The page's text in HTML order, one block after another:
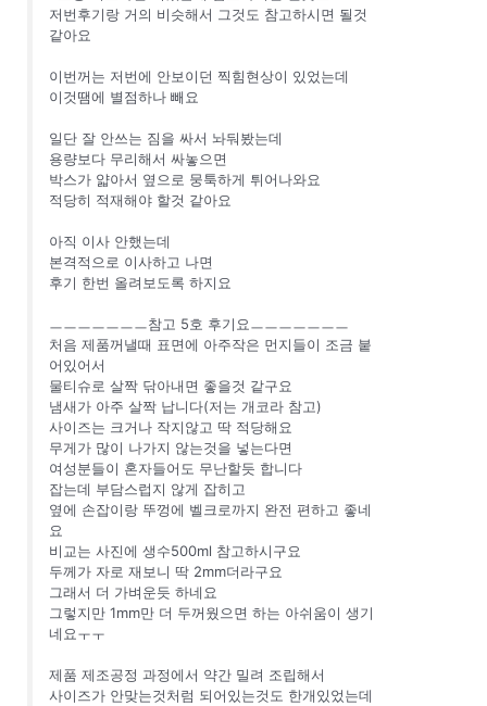
저번후기랑 거의 비슷해서 그것도 참고하시면 될것
같아요
이번꺼는 저번에 안보이던 찍힘현상이 있었는데
이것땜에 별점하나 빼요
일단 잘 안쓰는 짐을 싸서 놔둬봤는데
용량보다 무리해서 싸놓으면
박스가 얇아서 옆으로 뭉툭하게 튀어나와요
적당히 적재해야 할것 같아요
아직 이사 안했는데
본격적으로 이사하고 나면
후기 한번 올려보도록 하지요
ㅡㅡㅡㅡㅡㅡㅡ참고 5호 후기요ㅡㅡㅡㅡㅡㅡㅡ
처음 제품꺼낼때 표면에 아주작은 먼지들이 조금 붙
어있어서
물티슈로 살짝 닦아내면 좋을것 같구요
냄새가 아주 살짝 납니다(저는 개코라 참고)
사이즈는 크거나 작지않고 딱 적당해요
무게가 많이 나가지 않는것을 넣는다면
여성분들이 혼자들어도 무난할듯 합니다
잡는데 부담스럽지 않게 잡히고
옆에 손잡이랑 뚜껑에 벨크로까지 완전 편하고 좋네
요
비교는 사진에 생수500ml 참고하시구요
두께가 자로 재보니 딱 2mm더라구요
그래서 더 가벼운듯 하네요
그렇지만 1mm만 더 두꺼웠으면 하는 아쉬움이 생기
네요ㅜㅜ
제품 제조공정 과정에서 약간 밀려 조립해서
사이즈가 안맞는것처럼 되어있는것도 한개있었는데